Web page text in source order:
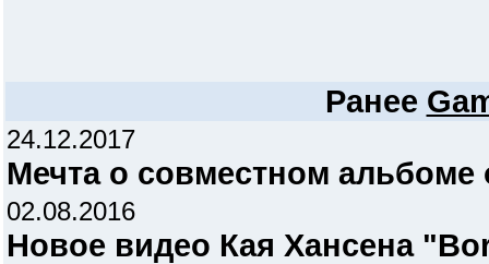
Ранее
24.12.2017
Мечта о совместном альбоме
02.08.2016
Новое видео Кая Хансена